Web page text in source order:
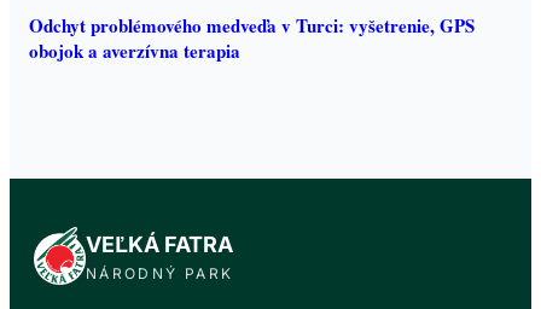
Odchyt problémového medveďa v Turci: vyšetrenie, GPS
obojok a averzívna terapia
VEĽKÁ FATRA
NÁRODNÝ PARK